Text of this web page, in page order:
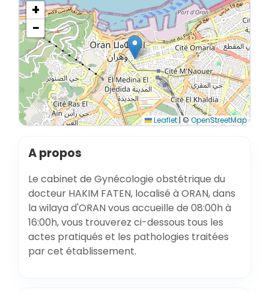
+
−
Leaflet | © OpenStreetMap
A propos
Le cabinet de Gynécologie obstétrique du
docteur HAKIM FATEN, localisé à ORAN, dans
la wilaya d'ORAN vous accueille de 08:00h à
16:00h, vous trouverez ci-dessous tous les
actes pratiqués et les pathologies traitées
par cet établissement.